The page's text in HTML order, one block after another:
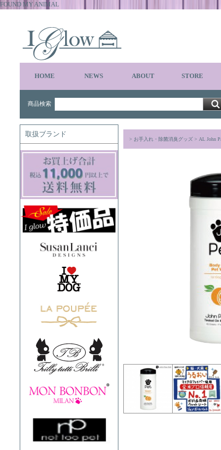
FOUND MY ANIMAL
HOME NEWS ABOUT STORE
商品検索
取扱ブランド
> お手入れ・除菌消臭グッズ > AL John